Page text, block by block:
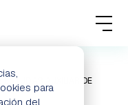
para
del
MENU
ESTUDIAR AUXILIAR DE